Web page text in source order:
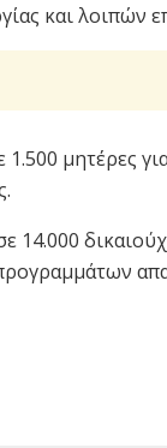
και λοιπών
1.500 μητέρες
14.000